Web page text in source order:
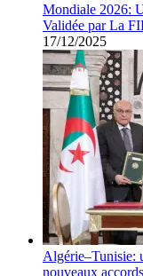
Mondiale 2026:
Validée par La
17/12/2025
Algérie–Tunisie:
nouveaux accords